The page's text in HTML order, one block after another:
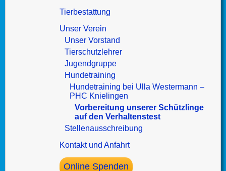
Tierbestattung
Unser Verein
Unser Vorstand
Tierschutzlehrer
Jugendgruppe
Hundetraining
Hundetraining bei Ulla Westermann –
PHC Knielingen
Vorbereitung unserer Schützlinge
auf den Verhaltenstest
Stellenausschreibung
Kontakt und Anfahrt
Online Spenden